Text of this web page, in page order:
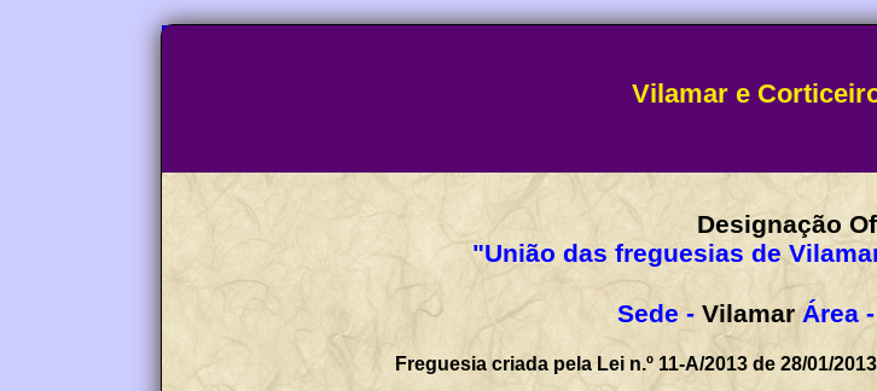
Vilamar e
Designação
"União das freguesias de
Sede - VilamarÁrea -
Freguesia criada pela Lei n.º 11-A/2013 de 28/01/